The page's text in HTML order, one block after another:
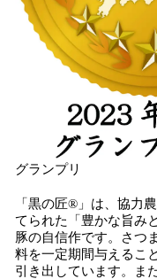
グランプリ
「黒の匠®」は、協力
てられた「豊かな旨み
豚の自信作です。さつ
料を一定期間与えるこ
引き出しています。ま